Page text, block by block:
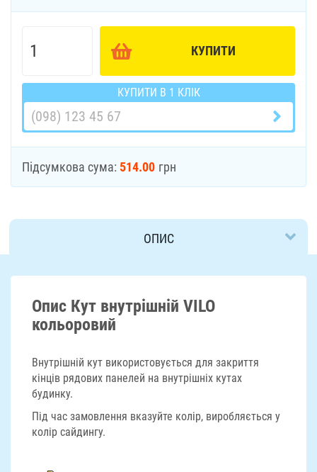
КУПИТИ
КУПИТИ В 1 КЛІК
Підсумкова сума: 514.00 грн
ОПИС
ДОСТАВКА
Опис Кут внутрішній VILO
кольоровий
Внутрішній кут використовується для закриття
кінців рядових панелей на внутрішніх кутах
будинку.
Під час замовлення вказуйте колір, виробляється у
колір сайдингу.